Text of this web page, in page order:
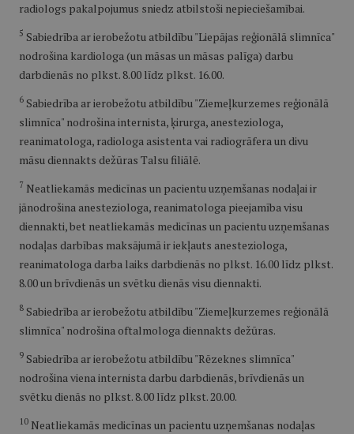
radiologs pakalpojumus sniedz atbilstoši nepieciešamībai.
5 Sabiedrība ar ierobežotu atbildību "Liepājas reģionālā slimnīca"
nodrošina kardiologa (un māsas un māsas palīga) darbu
darbdienās no plkst. 8.00 līdz plkst. 16.00.
6 Sabiedrība ar ierobežotu atbildību "Ziemeļkurzemes reģionālā
slimnīca" nodrošina internista, ķirurga, anesteziologa,
reanimatologa, radiologa asistenta vai radiogrāfera un divu
māsu diennakts dežūras Talsu filiālē.
7 Neatliekamās medicīnas un pacientu uzņemšanas nodaļai ir
jānodrošina anesteziologa, reanimatologa pieejamība visu
diennakti, bet neatliekamās medicīnas un pacientu uzņemšanas
nodaļas darbības maksājumā ir iekļauts anesteziologa,
reanimatologa darba laiks darbdienās no plkst. 16.00 līdz plkst.
8.00 un brīvdienās un svētku dienās visu diennakti.
8 Sabiedrība ar ierobežotu atbildību "Ziemeļkurzemes reģionālā
slimnīca" nodrošina oftalmologa diennakts dežūras.
9 Sabiedrība ar ierobežotu atbildību "Rēzeknes slimnīca"
nodrošina viena internista darbu darbdienās, brīvdienās un
svētku dienās no plkst. 8.00 līdz plkst. 20.00.
10 Neatliekamās medicīnas un pacientu uzņemšanas nodaļas